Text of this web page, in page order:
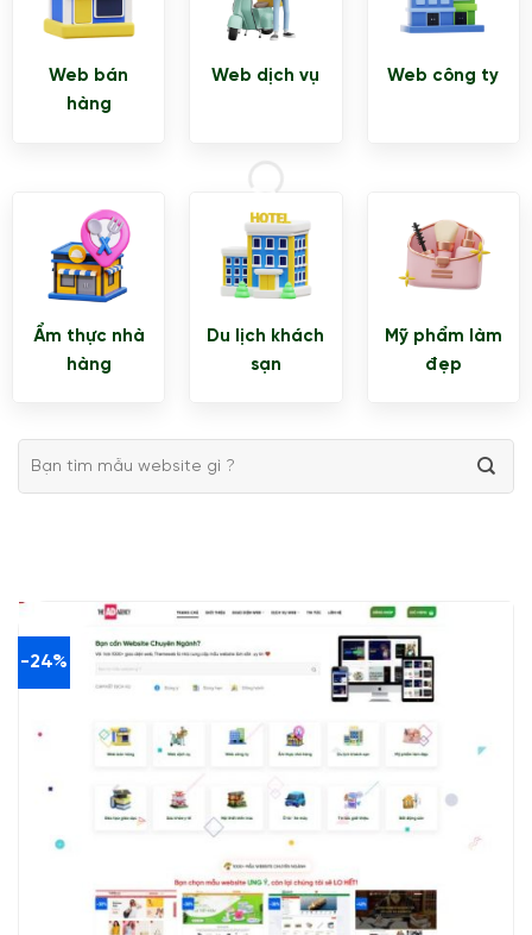
Web bán
hàng
Web dịch vụ Web công ty
Ẩm thực nhà
hàng
Du lịch khách
sạn
Mỹ phẩm làm
đẹp
kiếm:
-24%